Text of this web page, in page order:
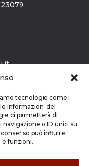
tecnologie come i
informazioni del
ci permetterà di
o ID unici su
può influire
funzioni.